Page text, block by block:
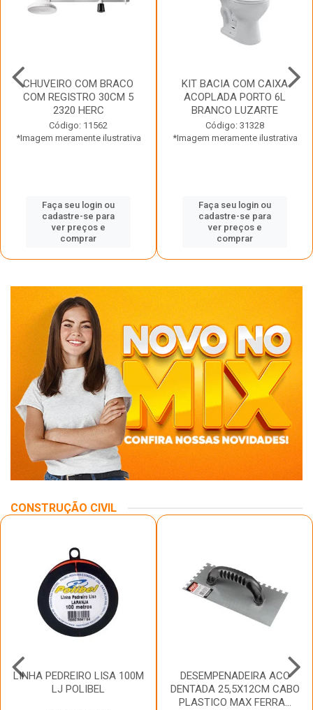
CHUVEIRO COM BRACO
COM REGISTRO 30CM 5
2320 HERC
Código: 11562
*Imagem meramente ilustrativa
Faça seu login ou
cadastre-se para
ver preços e
comprar
KIT BACIA COM CAIXA
ACOPLADA PORTO 6L
BRANCO LUZARTE
Código: 31328
*Imagem meramente ilustrativa
Faça seu login ou
cadastre-se para
ver preços e
comprar
CONSTRUÇÃO CIVIL
LINHA PEDREIRO LISA 100M
LJ POLIBEL
DESEMPENADEIRA ACO
DENTADA 25,5X12CM CABO
PLASTICO MAX FERRA...